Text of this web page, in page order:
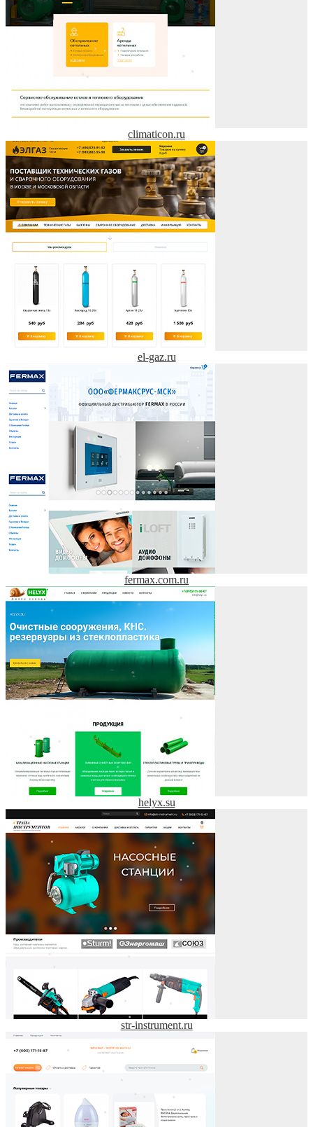
climaticon.ru
el-gaz.ru
fermax.com.ru
helyx.su
str-instrument.ru